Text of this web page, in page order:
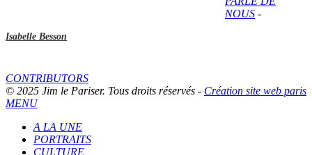
Isabelle Besson
NOUS -
CONTRIBUTORS
© 2025 Jim le Pariser. Tous droits réservés - Création site web paris
MENU
A LA UNE
PORTRAITS
CULTURE